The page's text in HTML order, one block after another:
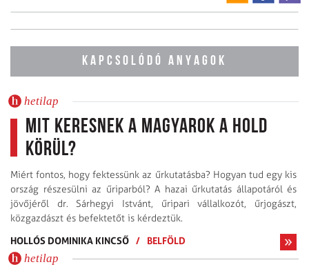
KAPCSOLÓDÓ ANYAGOK
hetilap
Mit keresnek a magyarok a Hold
körül?
Miért fontos, hogy fektessünk az űrkutatásba? Hogyan tud egy kis
ország részesülni az űriparból? A hazai űrkutatás állapotáról és
jövőjéről dr. Sárhegyi Istvánt, űripari vállalkozót, űrjogászt,
közgazdászt és befektetőt is kérdeztük.
HOLLÓS DOMINIKA KINCSŐ / BELFÖLD
hetilap